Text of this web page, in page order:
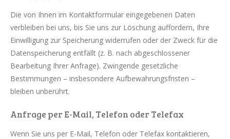
Die von Ihnen im Kontaktformular eingegebenen Daten
verbleiben bei uns, bis Sie uns zur Löschung auffordern, Ihre
Einwilligung zur Speicherung widerrufen oder der Zweck für die
Datenspeicherung entfällt (z. B. nach abgeschlossener
Bearbeitung Ihrer Anfrage). Zwingende gesetzliche
Bestimmungen – insbesondere Aufbewahrungsfristen –
bleiben unberührt.
Anfrage per E-Mail, Telefon oder Telefax
Wenn Sie uns per E-Mail, Telefon oder Telefax kontaktieren,